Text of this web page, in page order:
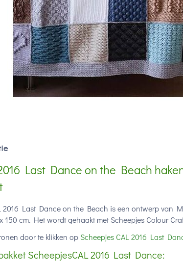
Last Dance on the Beach
2016 Last Dance on the Beach is een ontwerp van
150 cm. Het wordt gehaakt met Scheepjes Colour
door te klikken op Scheepjes CAL 2016 Last
ScheepjesCAL 2016 Last Dance: